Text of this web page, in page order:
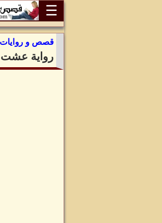
☰
قصص و روايات
رواية عشت